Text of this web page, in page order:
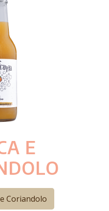
E
Coriandolo